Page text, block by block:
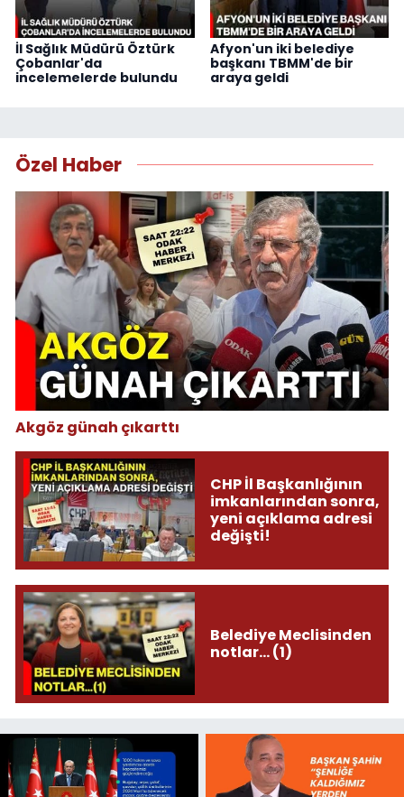
İl Sağlık Müdürü Öztürk
Çobanlar'da
incelemelerde bulundu
Afyon'un iki belediye
başkanı TBMM'de bir
araya geldi
Özel Haber
Akgöz günah çıkarttı
CHP İl Başkanlığının
imkanlarından sonra,
yeni açıklama adresi
değişti!
Belediye Meclisinden
notlar... (1)